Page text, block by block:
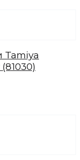
Tamiya